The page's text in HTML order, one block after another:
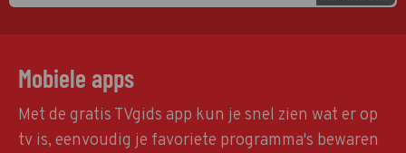
Mobiele apps
Met de gratis TVgids app kun je snel zien wat er op
tv is, eenvoudig je favoriete programma's bewaren